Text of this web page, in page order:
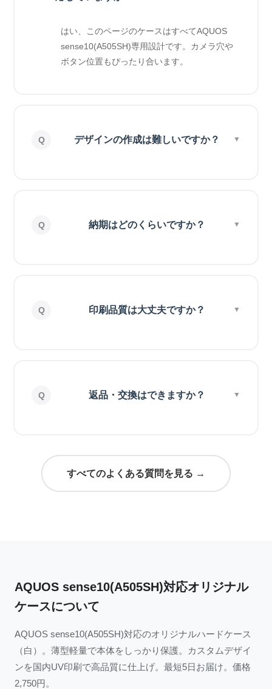
はい、このページのケースはすべてAQUOS
sense10(A505SH)専用設計です。カメラ穴や
ボタン位置もぴったり合います。
デザインの作成は難しいですか？
納期はどのくらいですか？
印刷品質は大丈夫ですか？
返品・交換はできますか？
すべてのよくある質問を見る →
AQUOS sense10(A505SH)対応オリジナル
ケースについて
AQUOS sense10(A505SH)対応のオリジナルハードケース
（白）。薄型軽量で本体をしっかり保護。カスタムデザイ
ンを国内UV印刷で高品質に仕上げ。最短5日お届け。価格
2,750円。